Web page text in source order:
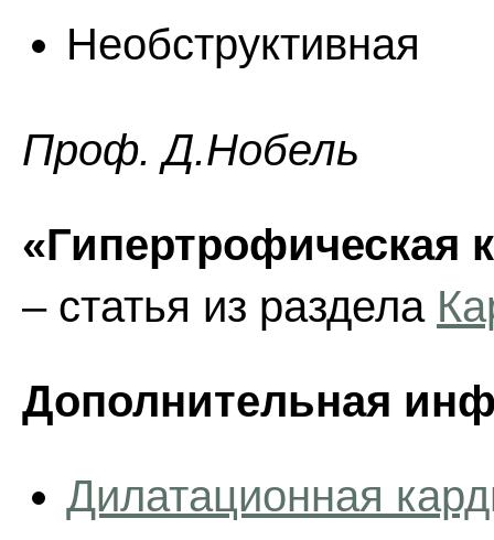
Необструктивная
Проф. Д.Нобель
«Гипертрофическая
– статья из раздела
Дополнительная
Дилатационная